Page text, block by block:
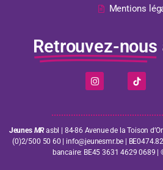
Mentions
Retrouvez-nous
Jeunes MRasbl | 84-86 Avenue de la Toison
(0)2/500 50 60 | info@jeunesmr.be |
bancaire: BE45 3631 4629 0689 |